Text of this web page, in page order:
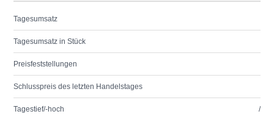
Tagesumsatz
Tagesumsatz in Stück
Preisfeststellungen
Schlusspreis des letzten Handelstages
Tagestief/-hoch /